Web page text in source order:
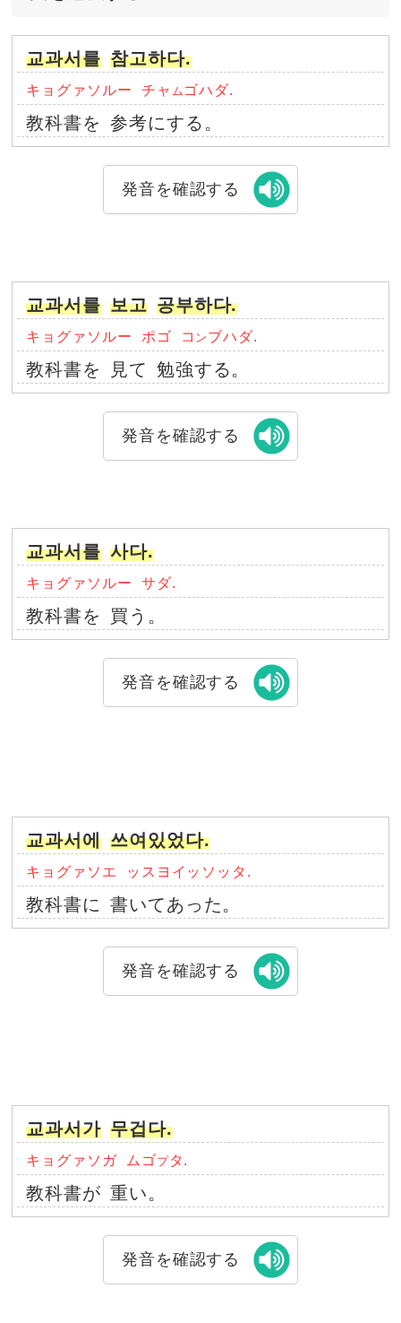
교과서를 참고하다.
キョグァソルー チャ ム ゴハダ.
教科書を 参考にする。
発音を確認する
교과서를 보고 공부하다.
キョグァソルー ポゴ コ ン ブハダ.
教科書を 見て 勉強する。
発音を確認する
교과서를 사다.
キョグァソルー サダ.
教科書を 買う。
発音を確認する
교과서에 쓰여있었다.
キョグァソエ ッスヨイッソッタ.
教科書に 書いてあった。
発音を確認する
교과서가 무겁다.
キョグァソガ ムゴプタ.
教科書が 重い。
発音を確認する